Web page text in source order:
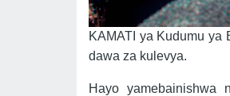
KAMATI ya Kudumu
dawa za kulevya.
Hayo yamebainishwa